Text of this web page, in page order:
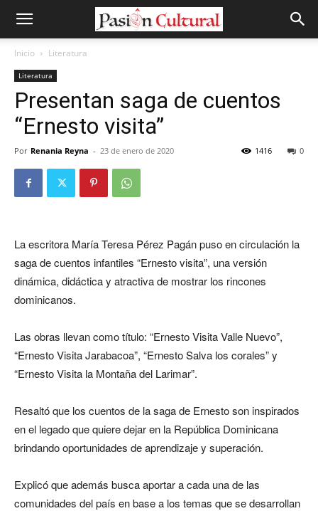
Inicio Literatura
Literatura
Presentan saga de cuentos
“Ernesto visita”
Por Renania Reyna - 23 de enero de 2020 0
1416
La escritora María Teresa Pérez Pagán puso en circulación la
saga de cuentos infantiles “Ernesto visita”, una versión
dinámica, didáctica y atractiva de mostrar los rincones
dominicanos.
Las obras llevan como título: “Ernesto Visita Valle Nuevo”,
“Ernesto Visita Jarabacoa”, “Ernesto Salva los corales” y
“Ernesto Visita la Montaña del Larimar”.
Resaltó que los cuentos de la saga de Ernesto son inspirados
en el legado que quiere dejar en la República Dominicana
brindando oportunidades de aprendizaje y superación.
Explicó que además busca aportar a cada una de las
comunidades del país en base a los temas que se desarrollan